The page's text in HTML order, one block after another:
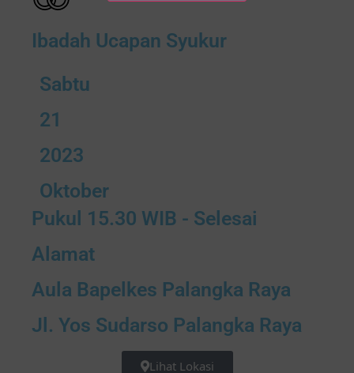
Ibadah Ucapan Syukur
Sabtu
21
2023
Oktober
Pukul 15.30 WIB - Selesai
Alamat
Aula Bapelkes Palangka Raya
Jl. Yos Sudarso Palangka Raya
Lihat Lokasi